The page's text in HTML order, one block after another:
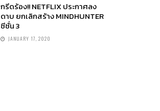
กรีดร้อง!! NETFLIX ประกาศลง
ดาบ ยกเลิกสร้าง MINDHUNTER
ซีซั่น 3
JANUARY 17, 2020